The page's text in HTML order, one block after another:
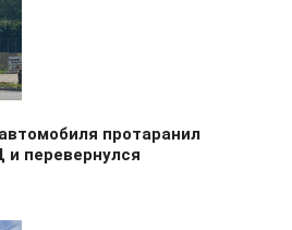
протаранил
перевернулся